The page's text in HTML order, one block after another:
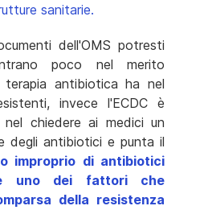
sanitarie.
dell'OMS potresti
poco nel merito
antibiotica ha nel
invece l'ECDC è
chiedere ai medici un
degli antibiotici e punta il
improprio di antibiotici
uno dei fattori che
della resistenza